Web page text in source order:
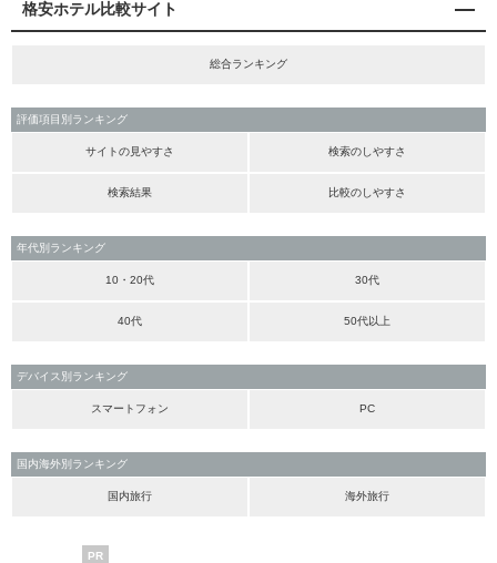
格安ホテル比較サイト
総合ランキング
評価項目別ランキング
サイトの見やすさ 検索のしやすさ
検索結果 比較のしやすさ
年代別ランキング
10・20代 30代
40代 50代以上
デバイス別ランキング
スマートフォン PC
国内海外別ランキング
国内旅行 海外旅行
PR